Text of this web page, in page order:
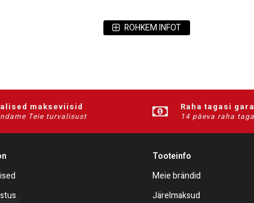
6000 km garantii. Samuti on võimalik ATV-le juurde soetada 1
ROHKEM INFOT
makseviisid
Teie turvalisust
Raha tagasi
14 päeva raha
Tooteinfo
Meie brändid
Järelmaksud